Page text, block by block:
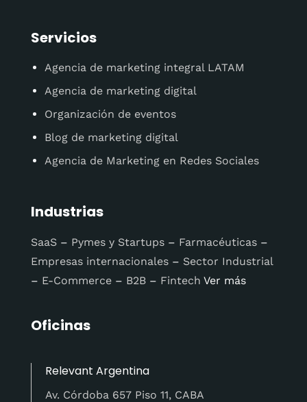
Servicios
Agencia de marketing integral LATAM
Agencia de marketing digital
Organización de eventos
Blog de marketing digital
Agencia de Marketing en Redes Sociales
Industrias
SaaS– Pymes y Startups– Farmacéuticas–
Empresas internacionales– Sector Industrial
– E-Commerce– B2B– Fintech Ver más
Oficinas
Relevant Argentina
Av. Córdoba 657 Piso 11, CABA